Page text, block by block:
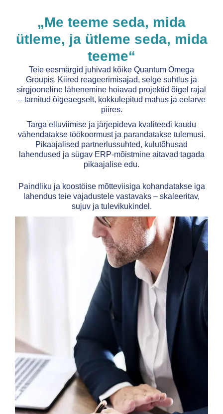
„Me teeme seda, mida
ütleme, ja ütleme seda, mida
teeme“
Teie eesmärgid juhivad kõike Quantum Omega
Groupis. Kiired reageerimisajad, selge suhtlus ja
sirgjooneline lähenemine hoiavad projektid õigel rajal
– tarnitud õigeaegselt, kokkulepitud mahus ja eelarve
piires.
Targa elluviimise ja järjepideva kvaliteedi kaudu
vähendatakse töökoormust ja parandatakse tulemusi.
Pikaajalised partnerlussuhted, kulutõhusad
lahendused ja sügav ERP-mõistmine aitavad tagada
pikaajalise edu.
Paindliku ja koostöise mõtteviisiga kohandatakse iga
lahendus teie vajadustele vastavaks – skaleeritav,
sujuv ja tulevikukindel.